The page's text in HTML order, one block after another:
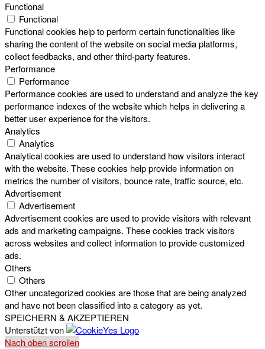
Functional
Functional
Functional cookies help to perform certain functionalities like
sharing the content of the website on social media platforms,
collect feedbacks, and other third-party features.
Performance
Performance
Performance cookies are used to understand and analyze the key
performance indexes of the website which helps in delivering a
better user experience for the visitors.
Analytics
Analytics
Analytical cookies are used to understand how visitors interact
with the website. These cookies help provide information on
metrics the number of visitors, bounce rate, traffic source, etc.
Advertisement
Advertisement
Advertisement cookies are used to provide visitors with relevant
ads and marketing campaigns. These cookies track visitors
across websites and collect information to provide customized
ads.
Others
Others
Other uncategorized cookies are those that are being analyzed
and have not been classified into a category as yet.
SPEICHERN & AKZEPTIEREN
Unterstützt von
Nach oben scrollen